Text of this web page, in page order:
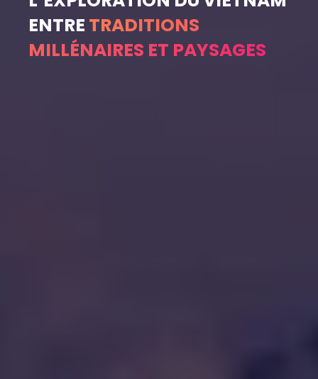
ENTRE TRADITIONS
MILLÉNAIRES ET PAYSAGES